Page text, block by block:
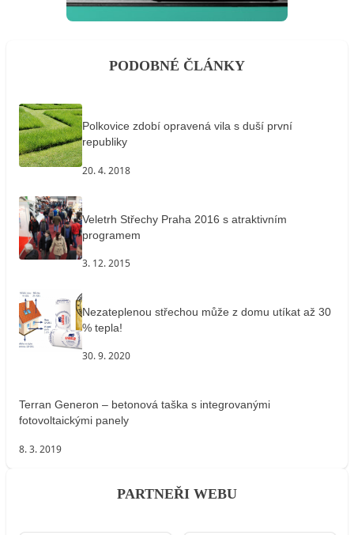
PODOBNÉ ČLÁNKY
Polkovice zdobí opravená vila s duší první
republiky
20. 4. 2018
Veletrh Střechy Praha 2016 s atraktivním
programem
3. 12. 2015
Nezateplenou střechou může z domu utíkat až 30
% tepla!
30. 9. 2020
Terran Generon – betonová taška s integrovanými
fotovoltaickými panely
8. 3. 2019
PARTNEŘI WEBU